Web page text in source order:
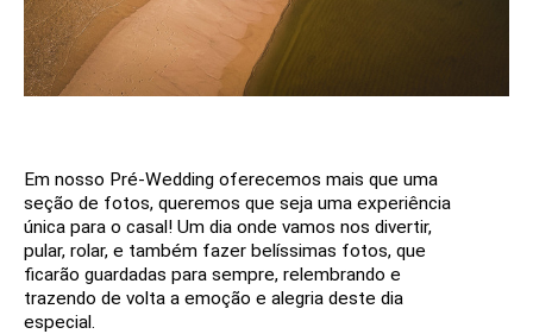
Em nosso Pré-Wedding oferecemos mais que uma
seção de fotos, queremos que seja uma experiência
única para o casal! Um dia onde vamos nos divertir,
pular, rolar, e também fazer belíssimas fotos, que
ficarão guardadas para sempre, relembrando e
trazendo de volta a emoção e alegria deste dia
especial.